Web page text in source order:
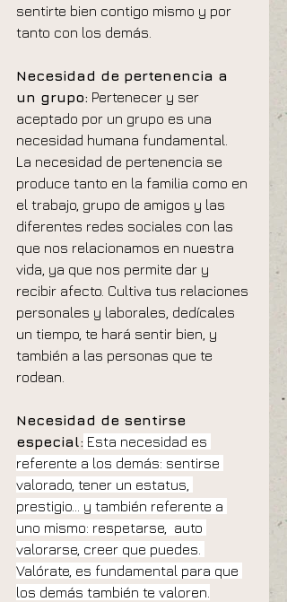
sentirte bien contigo mismo y por
tanto con los demás.
Necesidad de pertenencia a
un grupo: Pertenecer y ser
aceptado por un grupo es una
necesidad humana fundamental.
La necesidad de pertenencia se
produce tanto en la familia como en
el trabajo, grupo de amigos y las
diferentes redes sociales con las
que nos relacionamos en nuestra
vida, ya que nos permite dar y
recibir afecto. Cultiva tus relaciones
personales y laborales, dedícales
un tiempo, te hará sentir bien, y
también a las personas que te
rodean.
Necesidad de sentirse
especial: Esta necesidad es
referente a los demás: sentirse
valorado, tener un estatus,
prestigio… y también referente a
uno mismo: respetarse,  auto
valorarse, creer que puedes.
Valórate, es fundamental para que
los demás también te valoren.